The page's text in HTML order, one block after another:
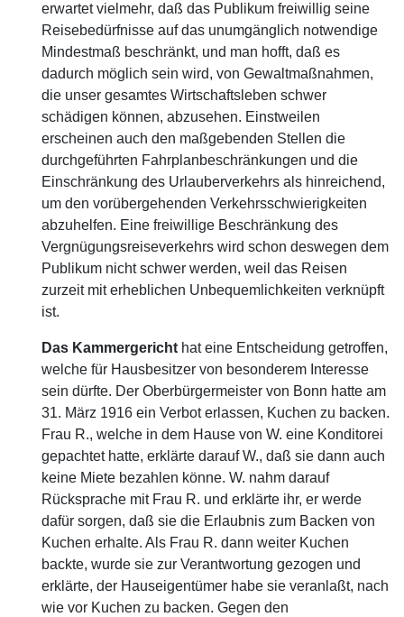
erwartet vielmehr, daß das Publikum freiwillig seine
Reisebedürfnisse auf das unumgänglich notwendige
Mindestmaß beschränkt, und man hofft, daß es
dadurch möglich sein wird, von Gewaltmaßnahmen,
die unser gesamtes Wirtschaftsleben schwer
schädigen können, abzusehen. Einstweilen
erscheinen auch den maßgebenden Stellen die
durchgeführten Fahrplanbeschränkungen und die
Einschränkung des Urlauberverkehrs als hinreichend,
um den vorübergehenden Verkehrsschwierigkeiten
abzuhelfen. Eine freiwillige Beschränkung des
Vergnügungsreiseverkehrs wird schon deswegen dem
Publikum nicht schwer werden, weil das Reisen
zurzeit mit erheblichen Unbequemlichkeiten verknüpft
ist.
Das Kammergericht hat eine Entscheidung getroffen,
welche für Hausbesitzer von besonderem Interesse
sein dürfte. Der Oberbürgermeister von Bonn hatte am
31. März 1916 ein Verbot erlassen, Kuchen zu backen.
Frau R., welche in dem Hause von W. eine Konditorei
gepachtet hatte, erklärte darauf W., daß sie dann auch
keine Miete bezahlen könne. W. nahm darauf
Rücksprache mit Frau R. und erklärte ihr, er werde
dafür sorgen, daß sie die Erlaubnis zum Backen von
Kuchen erhalte. Als Frau R. dann weiter Kuchen
backte, wurde sie zur Verantwortung gezogen und
erklärte, der Hauseigentümer habe sie veranlaßt, nach
wie vor Kuchen zu backen. Gegen den